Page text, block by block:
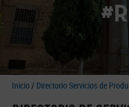
Inicio / Directorio Servicios de